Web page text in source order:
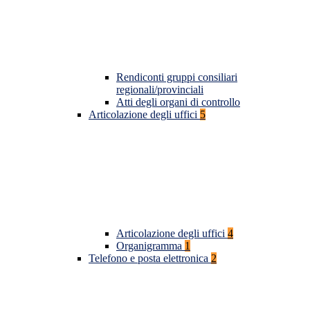
Rendiconti gruppi consiliari
regionali/provinciali
Atti degli organi di controllo
Articolazione degli uffici 5
Articolazione degli uffici 4
Organigramma 1
Telefono e posta elettronica 2